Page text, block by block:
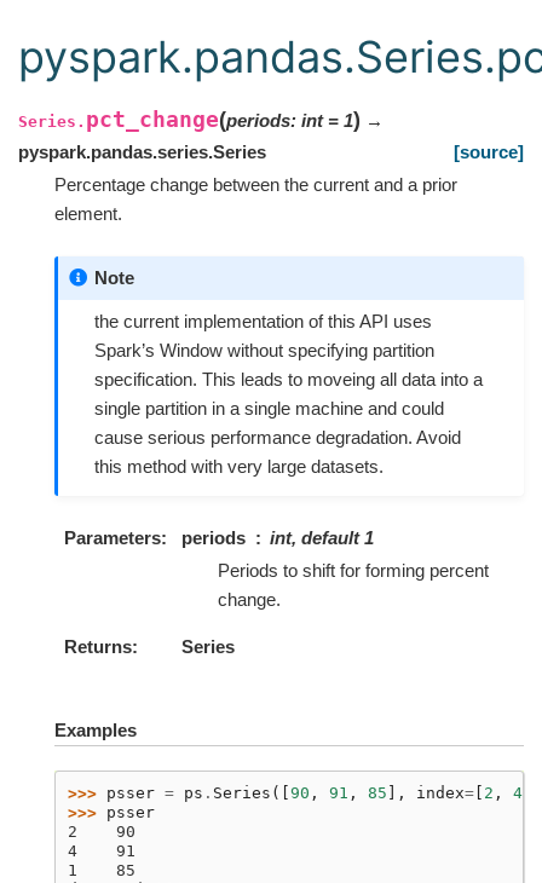
Series. pct_change(periods: int = 1) →
pyspark.pandas.series.Series
[source]
Percentage change between the current and a prior
element.
Note
the current implementation of this API uses
Spark’s Window without specifying partition
specification. This leads to moveing all data into a
single partition in a single machine and could
cause serious performance degradation. Avoid
this method with very large datasets.
Parameters periods
int, default 1
Periods to shift for forming percent
change.
Returns Series
Examples
>>> psser = ps . Series ([ 90 , 91 , 85 ], index= 2 , 4
>>> psser
2    90
4    91
1    85